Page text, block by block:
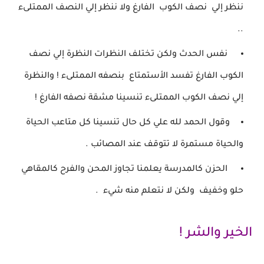
ننظر إلي نصف الكوب الفارغ ولا ننظر إلي النصف الممتلىء
..
نفس الحدث ولكن تختلف النظرات النظرة إلي نصف
الكوب الفارغ تفسد الأستمتاع بنصفه الممتلىء ! والنظرة
إلي نصف الكوب الممتلىء تنسينا مشقة نصفه الفارغ !
وقول الحمد لله علي كل حال تنسينا كل متاعب الحياة
والحياة مستمرة لا تتوقف عند المصائب .
الحزن كالمدرسة يعلمنا تجاوز المحن والفرح كالمقاهي
حلو وخفيف ولكن لا نتعلم منه شيء .
الخير والشر !